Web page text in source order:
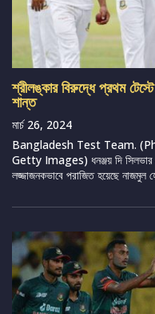
শ্রীলঙ্কার বিরুদ্ধে প্রথম
শান্ত
মার্চ 26, 2024
Bangladesh Test Team.
Getty Images) ধনঞ্জয় দি সিলভার
লজ্জাজনকভাবে পরাজিত হয়েছে নাজমুল